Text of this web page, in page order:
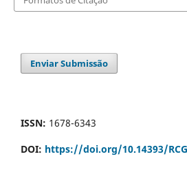
Enviar Submissão
ISSN: 1678-6343
DOI: https://doi.org/10.14393/RCG